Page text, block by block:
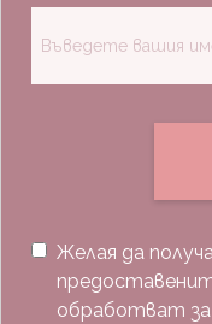
Желая да
обработват за